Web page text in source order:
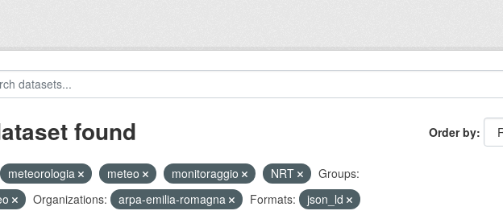
Order by
found
meteorologia meteo monitoraggio NRT
Groups:
Organizations: arpa-emilia-romagna Formats: json_ld